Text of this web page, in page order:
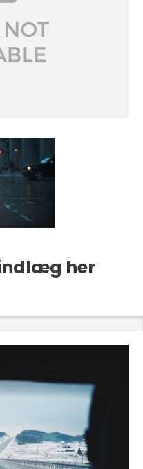
her